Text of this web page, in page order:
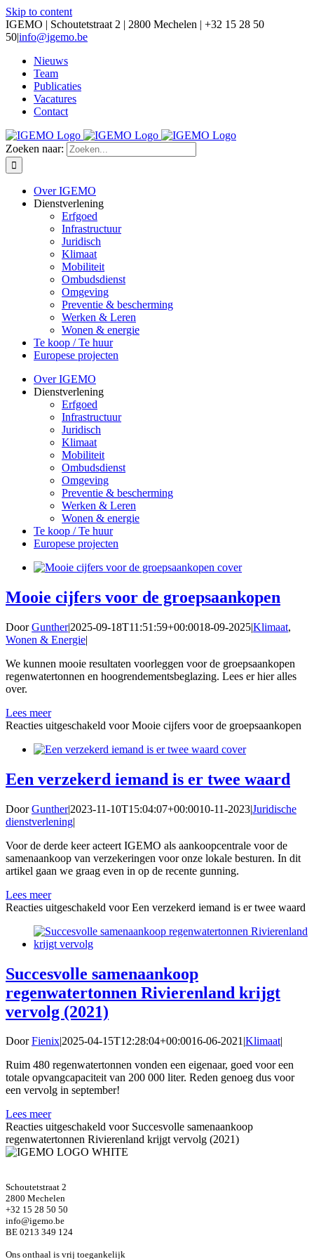
Skip to content
IGEMO | Schoutetstraat 2 | 2800 Mechelen | +32 15 28 50
50|info@igemo.be
Nieuws
Team
Publicaties
Vacatures
Contact
Zoeken naar:
Over IGEMO
Dienstverlening
Erfgoed
Infrastructuur
Juridisch
Klimaat
Mobiliteit
Ombudsdienst
Omgeving
Preventie & bescherming
Werken & Leren
Wonen & energie
Te koop / Te huur
Europese projecten
Over IGEMO
Dienstverlening
Erfgoed
Infrastructuur
Juridisch
Klimaat
Mobiliteit
Ombudsdienst
Omgeving
Preventie & bescherming
Werken & Leren
Wonen & energie
Te koop / Te huur
Europese projecten
Mooie cijfers voor de groepsaankopen
DoorGunther|2025-09-18T11:51:59+00:0018-09-2025|Klimaat,
Wonen & Energie|
We kunnen mooie resultaten voorleggen voor de groepsaankopen
regenwatertonnen en hoogrendementsbeglazing. Lees er hier alles
over.
Lees meer
Reacties uitgeschakeld voor Mooie cijfers voor de groepsaankopen
Een verzekerd iemand is er twee waard
DoorGunther|2023-11-10T15:04:07+00:0010-11-2023|Juridische
dienstverlening|
Voor de derde keer acteert IGEMO als aankoopcentrale voor de
samenaankoop van verzekeringen voor onze lokale besturen. In dit
artikel gaan we graag even in op de recente gunning.
Lees meer
Reacties uitgeschakeld voor Een verzekerd iemand is er twee waard
Succesvolle samenaankoop
regenwatertonnen Rivierenland krijgt
vervolg (2021)
DoorFienix|2025-04-15T12:28:04+00:0016-06-2021|Klimaat|
Ruim 480 regenwatertonnen vonden een eigenaar, goed voor een
totale opvangcapaciteit van 200 000 liter. Reden genoeg dus voor
een vervolg in september!
Lees meer
Reacties uitgeschakeld voor Succesvolle samenaankoop
regenwatertonnen Rivierenland krijgt vervolg (2021)
Schoutetstraat 2
2800 Mechelen
+32 15 28 50 50
info@igemo.be
BE 0213 349 124
Ons onthaal is vrij toegankelijk